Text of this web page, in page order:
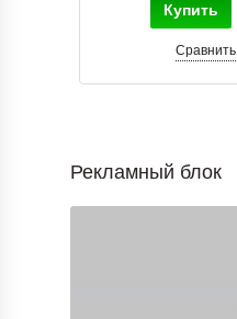
Купить
Сравнить
Рекламный блок